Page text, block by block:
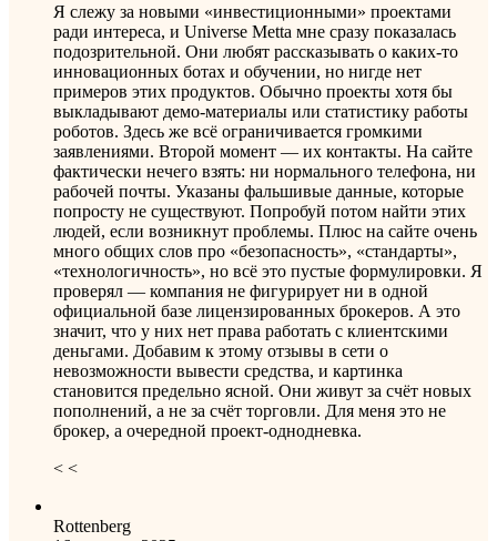
Я слежу за новыми «инвестиционными» проектами
ради интереса, и Universe Metta мне сразу показалась
подозрительной. Они любят рассказывать о каких-то
инновационных ботах и обучении, но нигде нет
примеров этих продуктов. Обычно проекты хотя бы
выкладывают демо-материалы или статистику работы
роботов. Здесь же всё ограничивается громкими
заявлениями. Второй момент — их контакты. На сайте
фактически нечего взять: ни нормального телефона, ни
рабочей почты. Указаны фальшивые данные, которые
попросту не существуют. Попробуй потом найти этих
людей, если возникнут проблемы. Плюс на сайте очень
много общих слов про «безопасность», «стандарты»,
«технологичность», но всё это пустые формулировки. Я
проверял — компания не фигурирует ни в одной
официальной базе лицензированных брокеров. А это
значит, что у них нет права работать с клиентскими
деньгами. Добавим к этому отзывы в сети о
невозможности вывести средства, и картинка
становится предельно ясной. Они живут за счёт новых
пополнений, а не за счёт торговли. Для меня это не
брокер, а очередной проект-однодневка.
< <
Rottenberg